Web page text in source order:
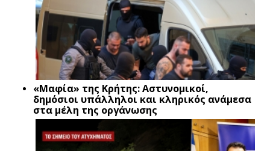
«Μαφία» της Κρήτης: Αστυνομικοί,
δημόσιοι υπάλληλοι και κληρικός ανάμεσα
στα μέλη της οργάνωσης